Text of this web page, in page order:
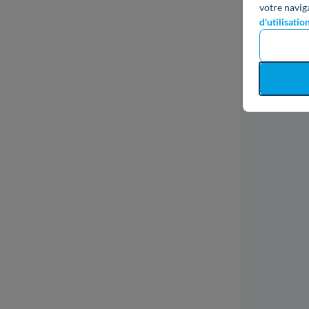
votre